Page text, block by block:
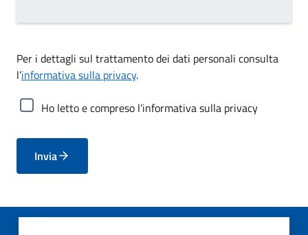
Per i dettagli sul trattamento dei dati personali consulta
l’informativa sulla privacy.
Ho letto e compreso l’informativa sulla privacy
Invia